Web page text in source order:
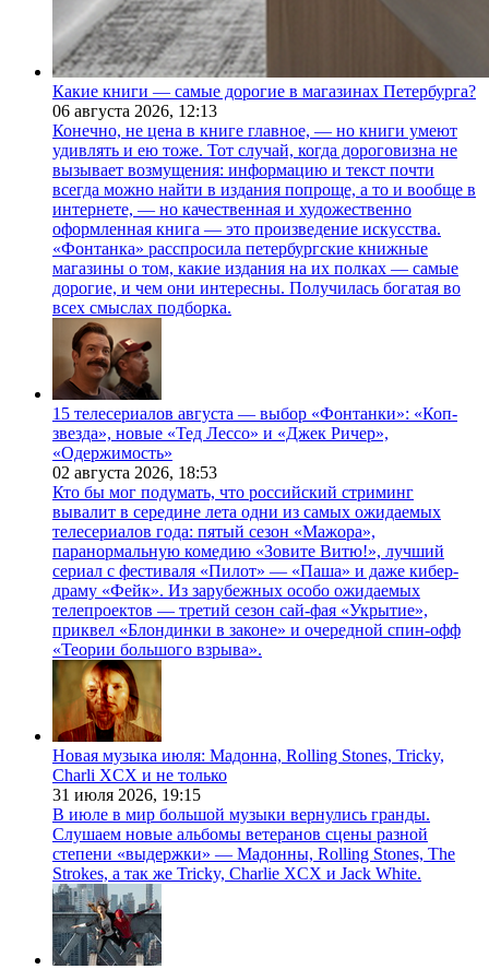
Какие книги — самые дорогие в магазинах Петербурга?
06 августа 2026, 12:13
Конечно, не цена в книге главное, — но книги умеют
удивлять и ею тоже. Тот случай, когда дороговизна не
вызывает возмущения: информацию и текст почти
всегда можно найти в издания попроще, а то и вообще в
интернете, — но качественная и художественно
оформленная книга — это произведение искусства.
«Фонтанка» расспросила петербургские книжные
магазины о том, какие издания на их полках — самые
дорогие, и чем они интересны. Получилась богатая во
всех смыслах подборка.
15 телесериалов августа — выбор «Фонтанки»: «Коп-
звезда», новые «Тед Лессо» и «Джек Ричер»,
«Одержимость»
02 августа 2026, 18:53
Кто бы мог подумать, что российский стриминг
вывалит в середине лета одни из самых ожидаемых
телесериалов года: пятый сезон «Мажора»,
паранормальную комедию «Зовите Витю!», лучший
сериал с фестиваля «Пилот» — «Паша» и даже кибер-
драму «Фейк». Из зарубежных особо ожидаемых
телепроектов — третий сезон сай-фая «Укрытие»,
приквел «Блондинки в законе» и очередной спин-офф
«Теории большого взрыва».
Новая музыка июля: Мадонна, Rolling Stones, Tricky,
Charli XCX и не только
31 июля 2026, 19:15
В июле в мир большой музыки вернулись гранды.
Слушаем новые альбомы ветеранов сцены разной
степени «выдержки» — Мадонны, Rolling Stones, The
Strokes, а так же Tricky, Charlie XCX и Jack White.